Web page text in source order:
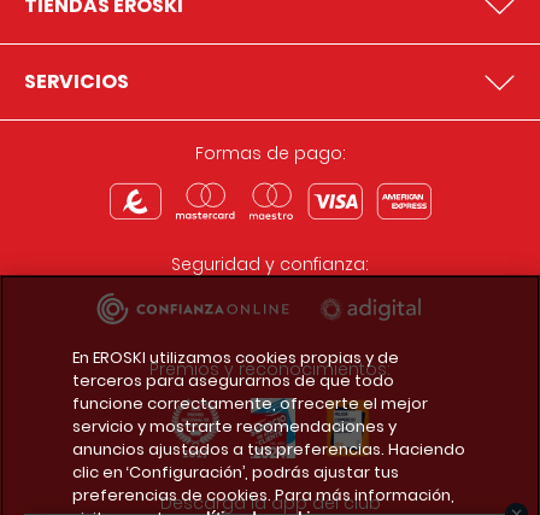
SERVICIOS
Formas de pago:
Seguridad y confianza:
Premios y reconocimientos:
Descarga la app del club
En EROSKI utilizamos cookies propias y de
terceros para asegurarnos de que todo
funcione correctamente, ofrecerte el mejor
servicio y mostrarte recomendaciones y
anuncios ajustados a tus preferencias. Haciendo
clic en ‘Configuración’, podrás ajustar tus
preferencias de cookies. Para más información,